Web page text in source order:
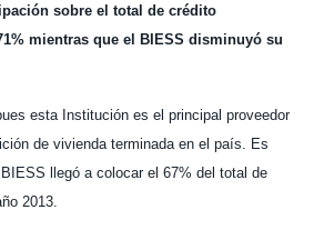
sobre el total de crédito
mientras que el BIESS disminuyó su
esta Institución es el principal proveedor
de vivienda terminada en el país. Es
llegó a colocar el 67% del total de
2013.